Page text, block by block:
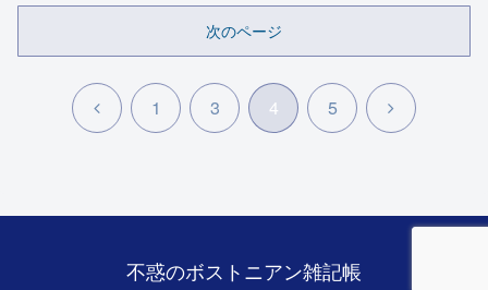
次のページ
前
1 3 4 5
次
不惑のボストニアン雑記帳